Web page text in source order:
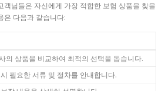
객님들은 자신에게 가장 적합한 보험 상품을 찾을
은 다음과 같습니다:
의 상품을 비교하여 최적의 선택을 돕습니다.
필요한 서류 및 절차를 안내합니다.